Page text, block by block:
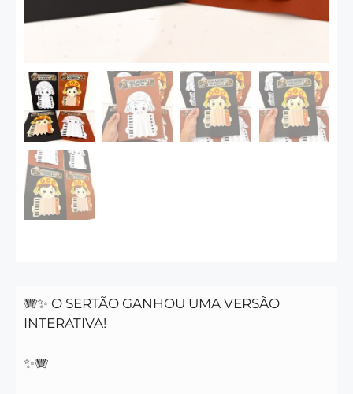
🪗✨ O SERTÃO GANHOU UMA VERSÃO
INTERATIVA!
✨🪗